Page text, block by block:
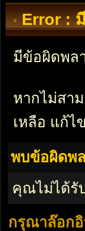
Error : มี
มีข้อผิดพล
หากไม่สา
เหลือ แก้
พบข้อผิดพ
คุณไม่ได้รั
กรุณาล๊อกอิ